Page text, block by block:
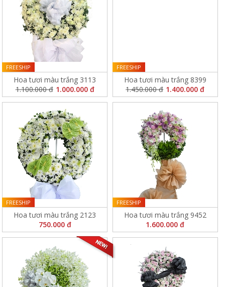
Hoa tươi màu trắng 3113
1.100.000 đ 1.000.000 đ
FREESHIP
Hoa tươi màu trắng 8399
1.450.000 đ 1.400.000 đ
FREESHIP
Hoa tươi màu trắng 2123
750.000 đ
FREESHIP
Hoa tươi màu trắng 9452
1.600.000 đ
FREESHIP